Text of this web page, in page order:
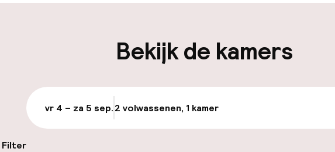
Parkeergelegenheid op eigen
DKK 325,00 per dag
Openbaar parkeren
Fietsverhuur
Bekijk de kamers
vr 4 – za 5 sep.2 volwassenen, 1 kamer
Filter